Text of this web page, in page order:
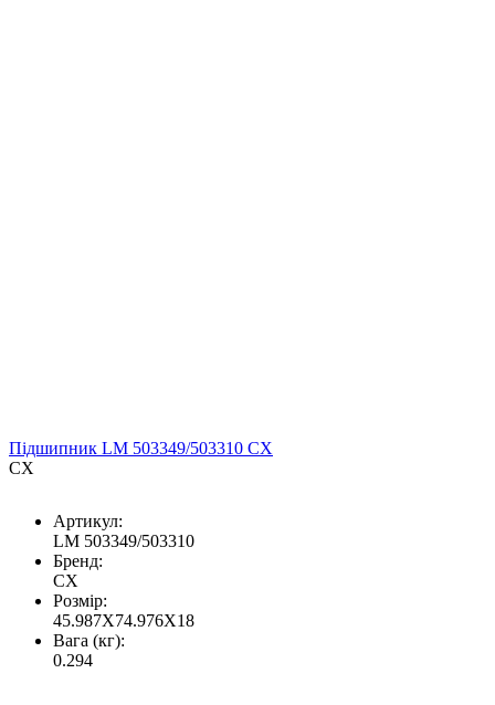
Підшипник LM 503349/503310 CX
CX
Артикул:
LM 503349/503310
Бренд:
CX
Розмір:
45.987X74.976X18
Вага (кг):
0.294